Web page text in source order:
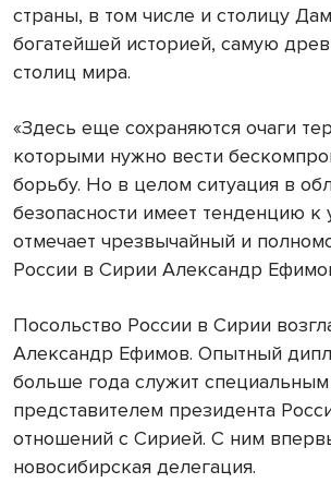
страны, в том числе и столицу
богатейшей историей, самую
столиц мира.
«Здесь еще сохраняются очаги
которыми нужно вести
борьбу. Но в целом ситуация в
безопасности имеет тенденцию
отмечает чрезвычайный и
России в Сирии Александр
Посольство России в Сирии
Александр Ефимов. Опытный
больше года служит специальным
представителем президента
отношений с Сирией. С ним
новосибирская делегация.